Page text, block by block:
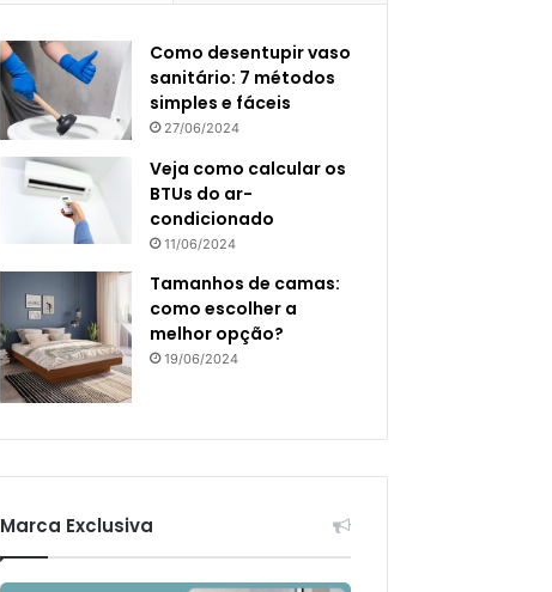
Como desentupir vaso
sanitário: 7 métodos
simples e fáceis
27/06/2024
Veja como calcular os
BTUs do ar-
condicionado
11/06/2024
Tamanhos de camas:
como escolher a
melhor opção?
19/06/2024
Marca Exclusiva